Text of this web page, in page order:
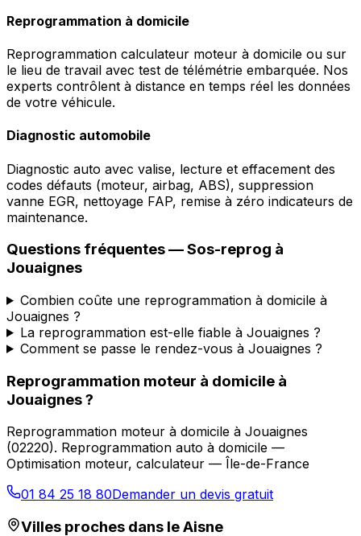
Reprogrammation à domicile
Reprogrammation calculateur moteur à domicile ou sur
le lieu de travail avec test de télémétrie embarquée. Nos
experts contrôlent à distance en temps réel les données
de votre véhicule.
Diagnostic automobile
Diagnostic auto avec valise, lecture et effacement des
codes défauts (moteur, airbag, ABS), suppression
vanne EGR, nettoyage FAP, remise à zéro indicateurs de
maintenance.
Questions fréquentes —Sos-reprog à
Jouaignes
Combien coûte une reprogrammation à domicile à
Jouaignes ?
La reprogrammation est-elle fiable à Jouaignes ?
Comment se passe le rendez-vous à Jouaignes ?
Reprogrammation moteur à domicile à
Jouaignes?
Reprogrammation moteur à domicile à Jouaignes
(02220). Reprogrammation auto à domicile —
Optimisation moteur, calculateur — Île-de-France
01 84 25 18 80Demander un devis gratuit
Villes proches dans leAisne